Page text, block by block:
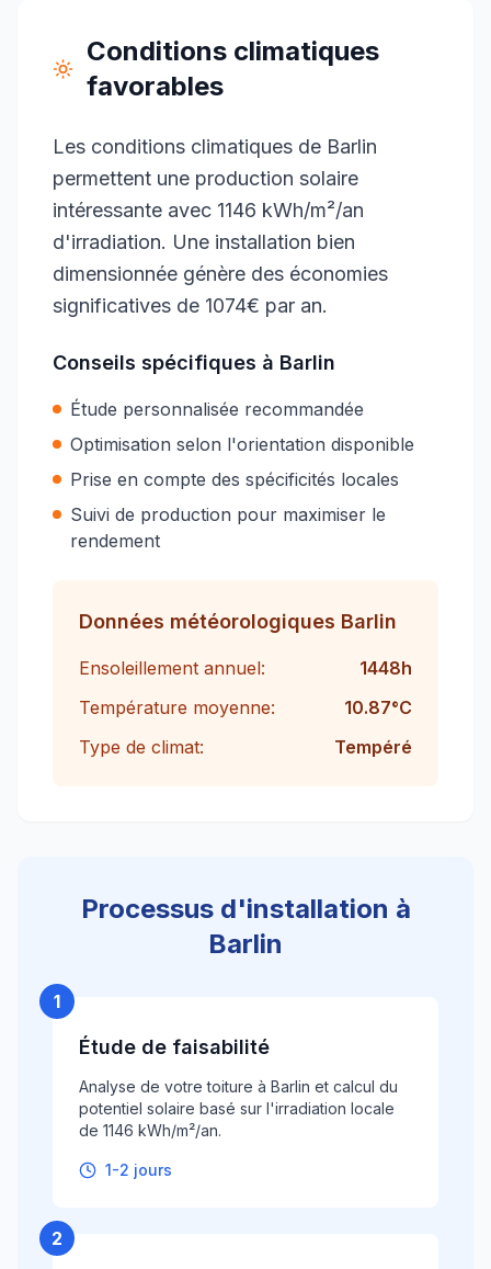
Conditions climatiques
favorables
Les conditions climatiques de Barlin
permettent une production solaire
intéressante avec 1146 kWh/m²/an
d'irradiation. Une installation bien
dimensionnée génère des économies
significatives de 1074€ par an.
Conseils spécifiques à Barlin
Étude personnalisée recommandée
Optimisation selon l'orientation disponible
Prise en compte des spécificités locales
Suivi de production pour maximiser le
rendement
Données météorologiques Barlin
Ensoleillement annuel: 1448h
Température moyenne:
10.87°C
Type de climat:
Tempéré
Processus d'installation à
Barlin
1
Étude de faisabilité
Analyse de votre toiture à Barlin et calcul du
potentiel solaire basé sur l'irradiation locale
de 1146 kWh/m²/an.
1-2 jours
2